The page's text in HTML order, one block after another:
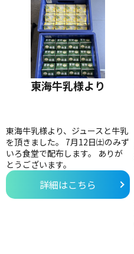
東海牛乳様より
東海牛乳様より、ジュースと牛乳
を頂きました。 7月12日㈯のみず
いろ食堂で配布します。 ありが
とうございます。
詳細はこちら